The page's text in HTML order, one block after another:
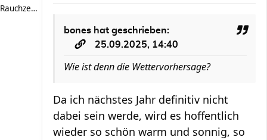
Rauchzeichen
bones hat geschrieben:
25.09.2025, 14:40
Wie ist denn die Wettervorhersage?
Da ich nächstes Jahr definitiv nicht
dabei sein werde, wird es hoffentlich
wieder so schön warm und sonnig, so